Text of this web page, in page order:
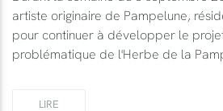
artiste originaire de Pampelune,
pour continuer à développer le
problématique de l'Herbe de la
LIRE